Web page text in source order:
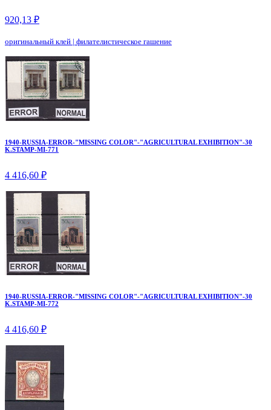
920,13 ₽
оригинальный клей | филателистическое гашение
1940-RUSSIA-ERROR-"MISSING COLOR"-"AGRICULTURAL EXHIBITION"-30
K.STAMP-MI-771
4 416,60 ₽
1940-RUSSIA-ERROR-"MISSING COLOR"-"AGRICULTURAL EXHIBITION"-30
K.STAMP-MI-772
4 416,60 ₽